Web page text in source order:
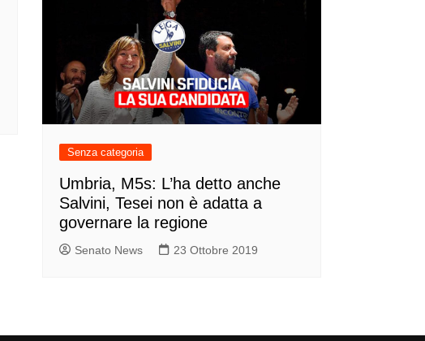
Senza categoria
Umbria, M5s: L’ha detto anche
Salvini, Tesei non è adatta a
governare la regione
Senato News 23 Ottobre 2019